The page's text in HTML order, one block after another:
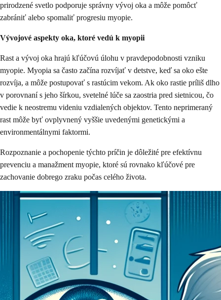
prirodzené svetlo podporuje správny vývoj oka a môže pomôcť
zabrániť alebo spomaliť progresiu myopie.
Vývojové aspekty oka, ktoré vedú k myopii
Rast a vývoj oka hrajú kľúčovú úlohu v pravdepodobnosti vzniku
myopie. Myopia sa často začína rozvíjať v detstve, keď sa oko ešte
rozvíja, a môže postupovať s rastúcim vekom. Ak oko rastie príliš dlho
v porovnaní s jeho šírkou, svetelné lúče sa zaostria pred sietnicou, čo
vedie k neostremu videniu vzdialených objektov. Tento neprimeraný
rast môže byť ovplyvnený vyššie uvedenými genetickými a
environmentálnymi faktormi.
Rozpoznanie a pochopenie týchto príčin je dôležité pre efektívnu
prevenciu a manažment myopie, ktoré sú rovnako kľúčové pre
zachovanie dobrego zraku počas celého života.